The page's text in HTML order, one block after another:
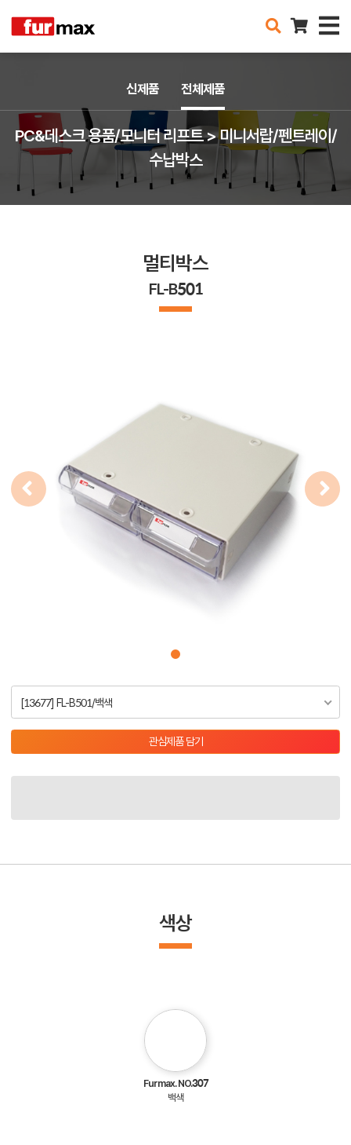
PC&데스크 용품/모니터 리프트 > 미니서랍/펜트레이/
수납박스
신제품 전체제품
멀티박스
FL-B501
[13677] FL-B501/백색
관심제품 담기
색상
Furmax. NO.307
백색